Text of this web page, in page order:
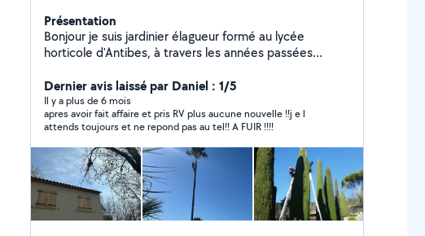
Présentation
Bonjour je suis jardinier élagueur formé au lycée
horticole d'Antibes, à travers les années passées
travaillé j'ai pu acquérir une expérience solide
essentiellement en élagage ainsi que l'aménagement
et l'entretien d'espaces verts. J'ai rejoint allovoisins afin
d'apporter mon savoir-faire pour des personnes
désireuses d'un travail minutieux et sécurisé dans un
cadre professionnel et humain. Pour toute informations
complémentaires n'hésitez pas à me contacter à
bientôt.
Dernier avis laissé par Daniel : 1/5
Il y a plus de 6 mois
apres avoir fait affaire et pris RV plus aucune nouvelle !!j e l
attends toujours et ne repond pas au tel!! A FUIR !!!!